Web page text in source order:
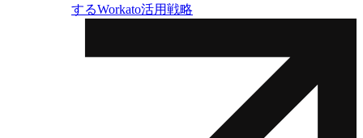
するWorkato活用戦略